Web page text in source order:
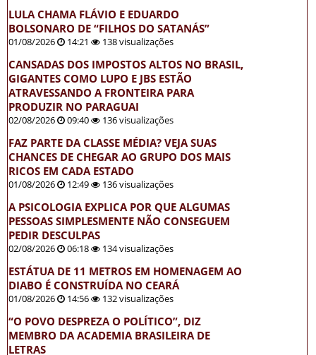
LULA CHAMA FLÁVIO E EDUARDO
BOLSONARO DE “FILHOS DO SATANÁS”
01/08/2026 14:21 138 visualizações
CANSADAS DOS IMPOSTOS ALTOS NO BRASIL,
GIGANTES COMO LUPO E JBS ESTÃO
ATRAVESSANDO A FRONTEIRA PARA
PRODUZIR NO PARAGUAI
02/08/2026 09:40 136 visualizações
FAZ PARTE DA CLASSE MÉDIA? VEJA SUAS
CHANCES DE CHEGAR AO GRUPO DOS MAIS
RICOS EM CADA ESTADO
01/08/2026 12:49 136 visualizações
A PSICOLOGIA EXPLICA POR QUE ALGUMAS
PESSOAS SIMPLESMENTE NÃO CONSEGUEM
PEDIR DESCULPAS
02/08/2026 06:18 134 visualizações
ESTÁTUA DE 11 METROS EM HOMENAGEM AO
DIABO É CONSTRUÍDA NO CEARÁ
01/08/2026 14:56 132 visualizações
“O POVO DESPREZA O POLÍTICO”, DIZ
MEMBRO DA ACADEMIA BRASILEIRA DE
LETRAS